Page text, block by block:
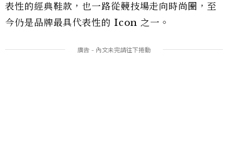
表性的經典鞋款，也一路從競技場走向時尚圈，至
今仍是品牌最具代表性的 Icon 之一。